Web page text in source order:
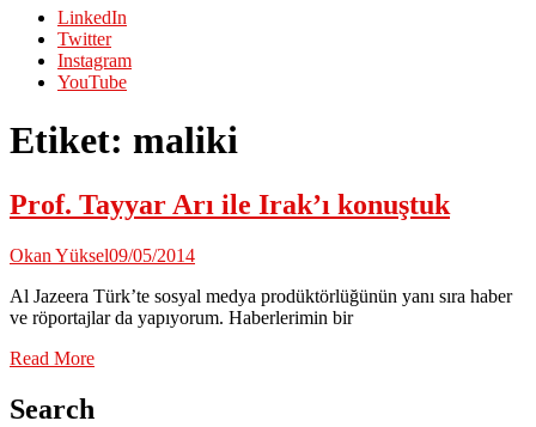
LinkedIn
Twitter
Instagram
YouTube
Etiket: maliki
Prof. Tayyar Arı ile Irak’ı konuştuk
Okan Yüksel09/05/2014
Al Jazeera Türk’te sosyal medya prodüktörlüğünün yanı sıra haber
ve röportajlar da yapıyorum. Haberlerimin bir
Read More
Search